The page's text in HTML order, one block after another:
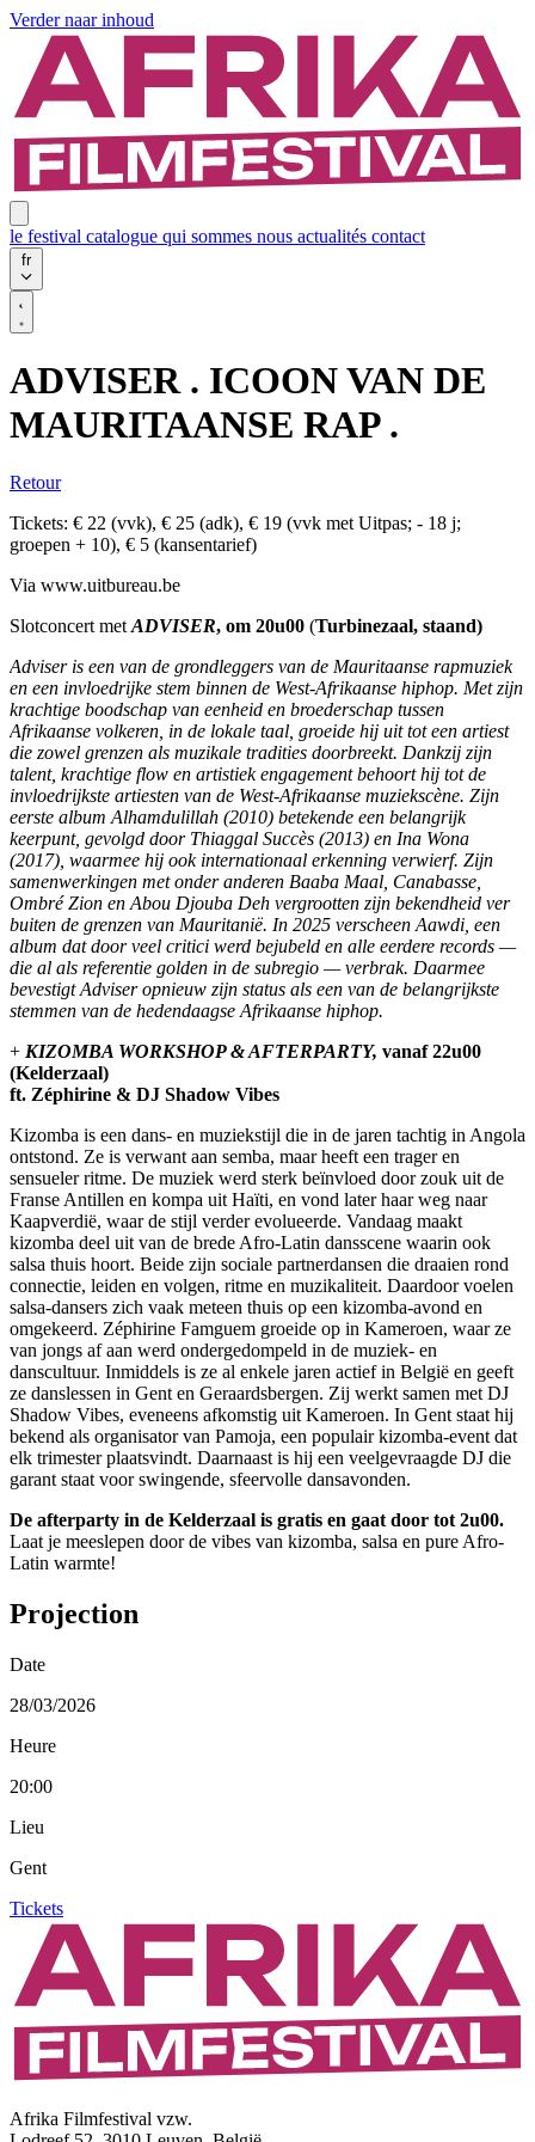
Verder naar inhoud
le festival catalogue qui sommes nous actualités contact
fr
ADVISER . ICOON VAN DE
MAURITAANSE RAP .
Retour
Tickets: € 22 (vvk), € 25 (adk), € 19 (vvk met Uitpas; - 18 j;
groepen + 10), € 5 (kansentarief)
Via www.uitbureau.be
Slotconcert metADVISER, om 20u00 (Turbinezaal, staand)
Adviser is een van de grondleggers van de Mauritaanse rapmuziek
en een invloedrijke stem binnen de West‑Afrikaanse hiphop. Met zijn
krachtige boodschap van eenheid en broederschap tussen
Afrikaanse volkeren, in de lokale taal, groeide hij uit tot een artiest
die zowel grenzen als muzikale tradities doorbreekt. Dankzij zijn
talent, krachtige flow en artistiek engagement behoort hij tot de
invloedrijkste artiesten van de West-Afrikaanse muziekscène. Zijn
eerste album Alhamdulillah (2010) betekende een belangrijk
keerpunt, gevolgd door Thiaggal Succès (2013) en Ina Wona
(2017), waarmee hij ook internationaal erkenning verwierf. Zijn
samenwerkingen met onder anderen Baaba Maal, Canabasse,
Ombré Zion en Abou Djouba Deh vergrootten zijn bekendheid ver
buiten de grenzen van Mauritanië. In 2025 verscheen Aawdi, een
album dat door veel critici werd bejubeld en alle eerdere records —
die al als referentie golden in de subregio — verbrak. Daarmee
bevestigt Adviser opnieuw zijn status als een van de belangrijkste
stemmen van de hedendaagse Afrikaanse hiphop.
+ KIZOMBA WORKSHOP & AFTERPARTY, vanaf 22u00
(Kelderzaal)
ft. Zéphirine & DJ Shadow Vibes
Kizomba is een dans- en muziekstijl die in de jaren tachtig in Angola
ontstond. Ze is verwant aan semba, maar heeft een trager en
sensueler ritme. De muziek werd sterk beïnvloed door zouk uit de
Franse Antillen en kompa uit Haïti, en vond later haar weg naar
Kaapverdië, waar de stijl verder evolueerde. Vandaag maakt
kizomba deel uit van de brede Afro-Latin dansscene waarin ook
salsa thuis hoort. Beide zijn sociale partnerdansen die draaien rond
connectie, leiden en volgen, ritme en muzikaliteit. Daardoor voelen
salsa-dansers zich vaak meteen thuis op een kizomba-avond en
omgekeerd. Zéphirine Famguem groeide op in Kameroen, waar ze
van jongs af aan werd ondergedompeld in de muziek- en
danscultuur. Inmiddels is ze al enkele jaren actief in België en geeft
ze danslessen in Gent en Geraardsbergen. Zij werkt samen met DJ
Shadow Vibes, eveneens afkomstig uit Kameroen. In Gent staat hij
bekend als organisator van Pamoja, een populair kizomba-event dat
elk trimester plaatsvindt. Daarnaast is hij een veelgevraagde DJ die
garant staat voor swingende, sfeervolle dansavonden.
De afterparty in de Kelderzaal is gratis en gaat door tot 2u00.
Laat je meeslepen door de vibes van kizomba, salsa en pure Afro-
Latin warmte!
Projection
Date
28/03/2026
Heure
20:00
Lieu
Gent
Tickets
Afrika Filmfestival vzw.